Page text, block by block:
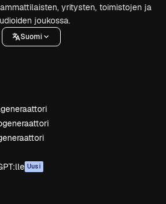
yritysten, toimistojen ja
joukossa.
Suomi
Uusi